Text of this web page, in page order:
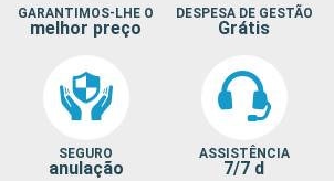
GARANTIMOS-LHE O
melhor preço
DESPESA DE GESTÃO
Grátis
SEGURO
anulação
ASSISTÊNCIA
7/7 d